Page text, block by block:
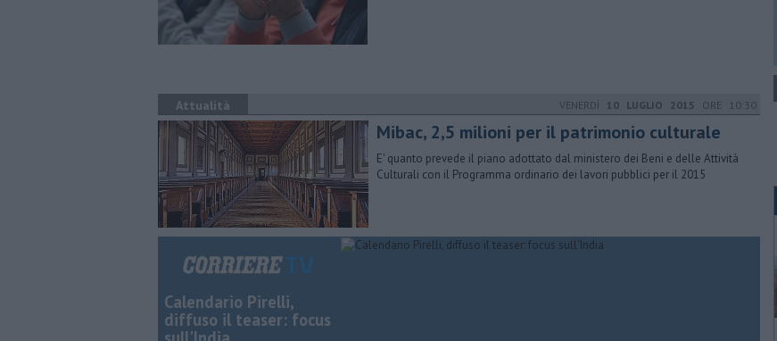
Attualità VENERDÌ 10 LUGLIO 2015 ORE 10:30
Mibac, 2,5 milioni per il patrimonio culturale
E' quanto prevede il piano adottato dal ministero dei Beni e delle Attività
Culturali con il Programma ordinario dei lavori pubblici per il 2015
Calendario Pirelli,
diffuso il teaser: focus